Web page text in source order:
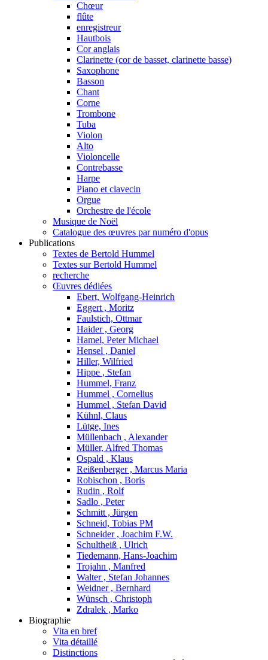
Chœur
flûte
enregistreur
Hautbois
Cor anglais
Clarinette (cor de basset, clarinette basse)
Saxophone
Basson
Chant
Corne
Trombone
Tuba
Violon
Alto
Violoncelle
Contrebasse
Harpe
Piano et clavecin
Orgue
Orchestre de l'école
Musique de Noël
Catalogue des œuvres par numéro d'opus
Publications
Textes de Bertold Hummel
Textes sur Bertold Hummel
recherche
Œuvres dédiées
Ebert, Wolfgang-Heinrich
Eggert , Moritz
Faulstich, Ottmar
Haider , Georg
Hamel, Peter Michael
Hensel , Daniel
Hiller, Wilfried
Hippe , Stefan
Hummel, Franz
Hummel , Cornelius
Hummel , Stefan David
Kühnl, Claus
Lütge, Ines
Müllenbach , Alexander
Müller, Alfred Thomas
Ospald , Klaus
Reißenberger , Marcus Maria
Robischon , Boris
Rudin , Rolf
Sadlo , Peter
Schmitt , Jürgen
Schneid, Tobias PM
Schneider , Joachim F.W.
Schultheiß , Ulrich
Tiedemann, Hans-Joachim
Trojahn , Manfred
Walter , Stefan Johannes
Weidner , Bernhard
Wünsch , Christoph
Zdralek , Marko
Biographie
Vita en bref
Vita détaillé
Distinctions